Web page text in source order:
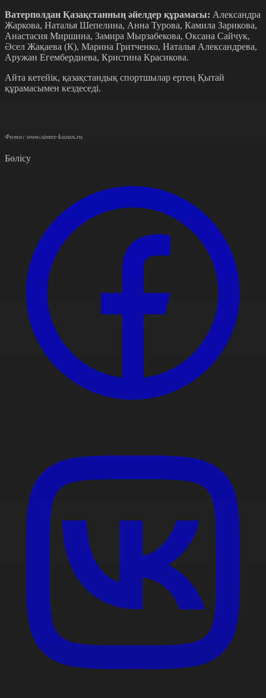
Ватерполдан Қазақстанның әйелдер құрамасы: Александра
Жаркова, Наталья Шепелина, Анна Турова, Камила Зарикова,
Анастасия Миршина, Замира Мырзабекова, Оксана Сайчук,
Әсел Жақаева (К), Марина Гритченко, Наталья Александрева,
Аружан Егембердиева, Кристина Красикова.
Айта кетейік, қазақстандық спортшылар ертең Қытай
құрамасымен кездеседі.
Фото: www.sintez-kazan.ru
Бөлісу